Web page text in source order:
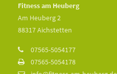
Fitness am Heuberg
Am Heuberg 2
88317 Aichstetten
07565-5054177
07565-5054178